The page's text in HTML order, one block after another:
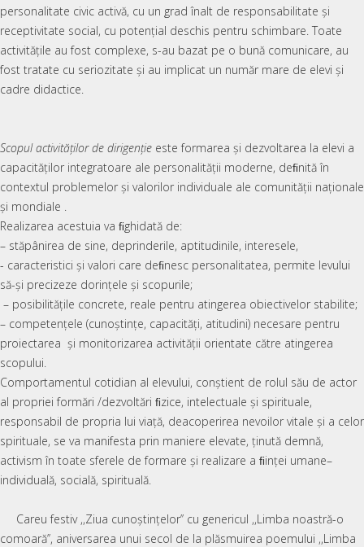
personalitate civic activă, cu un grad înalt de responsabilitate şi
receptivitate social, cu potenţial deschis pentru schimbare. Toate
activitățile au fost complexe, s-au bazat pe o bună comunicare, au
fost tratate cu seriozitate și au implicat un număr mare de elevi și
cadre didactice.
Scopul activităţilor de dirigenţie este formarea şi dezvoltarea la elevi a
capacităţilor integratoare ale personalităţii moderne, deﬁnită în
contextul problemelor şi valorilor individuale ale comunităţii naţionale
şi mondiale .
Realizarea acestuia va ﬁghidată de:
– stăpânirea de sine, deprinderile, aptitudinile, interesele,
- caracteristici şi valori care deﬁnesc personalitatea, permite levului
să-şi precizeze dorinţele şi scopurile;
– posibilităţile concrete, reale pentru atingerea obiectivelor stabilite;
– competenţele (cunoştinţe, capacităţi, atitudini) necesare pentru
proiectarea şi monitorizarea activităţii orientate către atingerea
scopului.
Comportamentul cotidian al elevului, conştient de rolul său de actor
al propriei formări /dezvoltări ﬁzice, intelectuale şi spirituale,
responsabil de propria lui viaţă, deacoperirea nevoilor vitale şi a celor
spirituale, se va manifesta prin maniere elevate, ţinută demnă,
activism în toate sferele de formare şi realizare a ﬁinţei umane–
individuală, socială, spirituală.
Careu festiv ,,Ziua cunoștințelor’’ cu genericul ,,Limba noastră-o
comoară’’, aniversarea unui secol de la plăsmuirea poemului ,,Limba